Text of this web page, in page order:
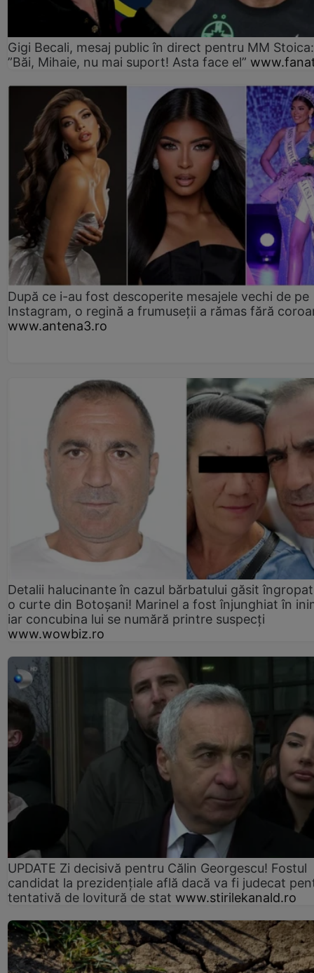
Gigi Becali, mesaj public în direct pentru MM Stoica:
”Băi, Mihaie, nu mai suport! Asta face el”
După ce i-au fost descoperite mesajele vechi de pe
Instagram, o regină a frumuseții a rămas fără
www.antena3.ro
Detalii halucinante în cazul bărbatului găsit
o curte din Botoșani! Marinel a fost înjunghiat în
iar concubina lui se numără printre suspecți
www.wowbiz.ro
UPDATE Zi decisivă pentru Călin Georgescu! Fostul
candidat la prezidențiale află dacă va fi judecat
tentativă de lovitură de stat www.stirilekanald.ro